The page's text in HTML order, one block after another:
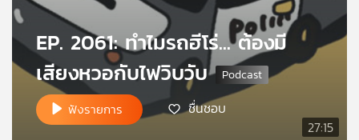
เกี่ยว
กับ
เรา
เครือ
27:15
EP. 2061: ทำไมรถฮีโร่... ต้องมี
เสียงหวอกับไฟวิบวับ
ฟังรายการ ชื่นชอบ